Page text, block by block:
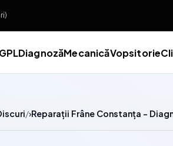
GPLDiagnozăMecanicăVopsitorie
Reparații Frâne Constanța -